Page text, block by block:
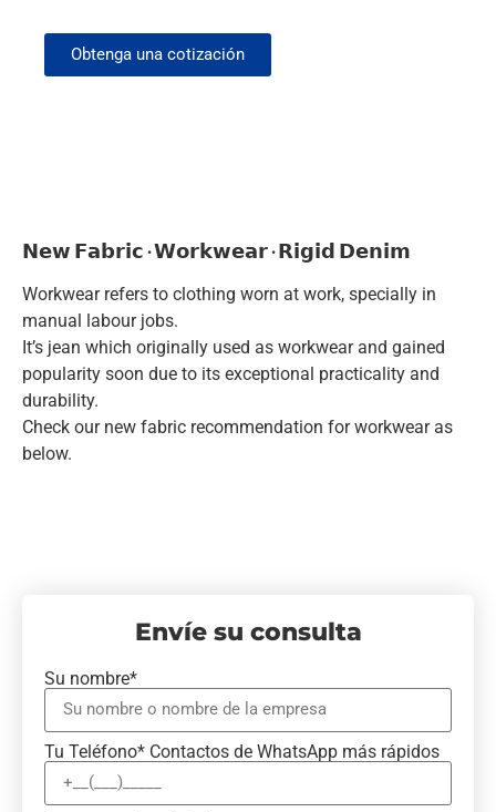
Obtenga una cotización
𝗡𝗲𝘄 𝗙𝗮𝗯𝗿𝗶𝗰 · 𝗪𝗼𝗿𝗸𝘄𝗲𝗮𝗿 · 𝗥𝗶𝗴𝗶𝗱 𝗗𝗲𝗻𝗶𝗺
Workwear refers to clothing worn at work, specially in
manual labour jobs.
It’s jean which originally used as workwear and gained
popularity soon due to its exceptional practicality and
durability.
Check our new fabric recommendation for workwear as
below.
Envíe su consulta
Su nombre*
Tu Teléfono* Contactos de WhatsApp más rápidos